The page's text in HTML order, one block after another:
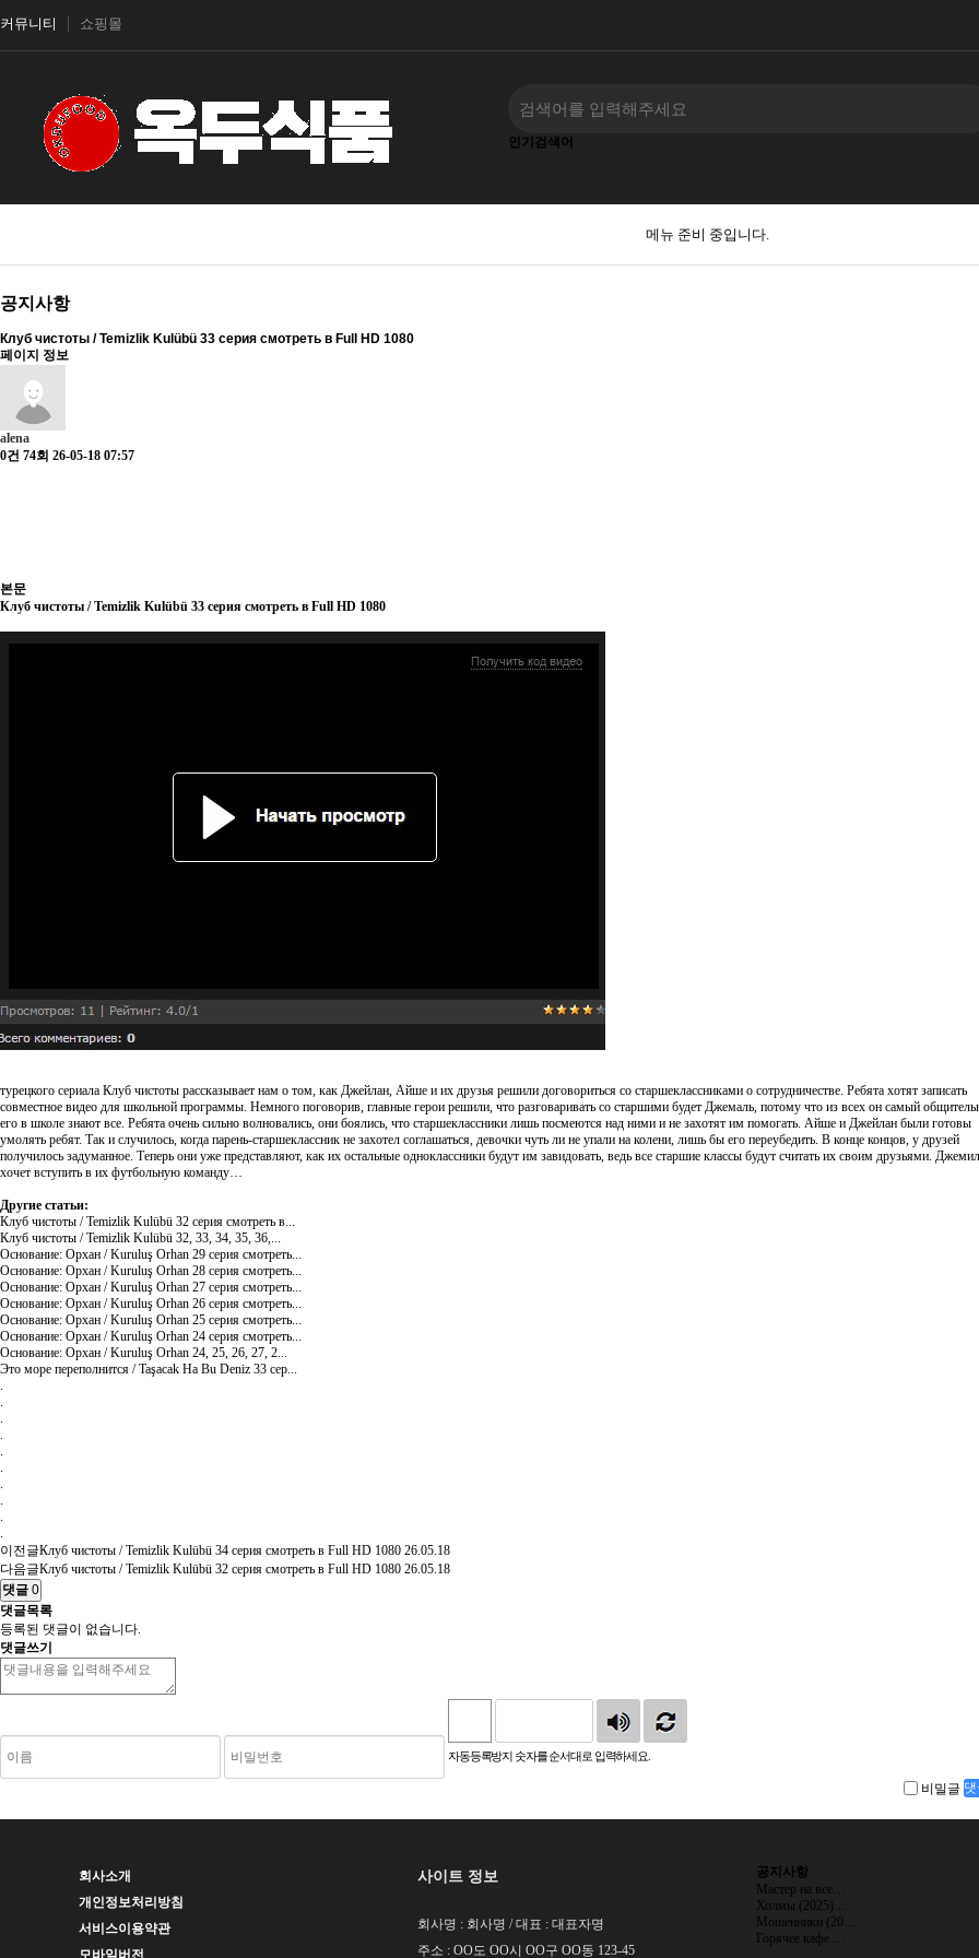
커뮤니티 쇼핑몰
인기검색어
메뉴 준비 중입니다.
공지사항
Клуб чистоты / Temizlik Kulübü 33 серия смотреть в Full HD 1080
페이지 정보
alena
0건 74회 26-05-18 07:57
본문
Клуб чистоты / Temizlik Kulübü 33 серия смотреть в Full HD 1080
турецкого сериала Клуб чистоты рассказывает нам о том, как Джейлан, Айше и их друзья решили договориться со старшеклассниками о сотрудничестве. Ребята хотят записать
совместное видео для школьной программы. Немного поговорив, главные герои решили, что разговаривать со старшими будет Джемаль, потому что из всех он самый
его в школе знают все. Ребята очень сильно волновались, они боялись, что старшеклассники лишь посмеются над ними и не захотят им помогать. Айше и Джейлан были готовы
умолять ребят. Так и случилось, когда парень-старшеклассник не захотел соглашаться, девочки чуть ли не упали на колени, лишь бы его переубедить. В конце концов, у друзей
получилось задуманное. Теперь они уже представляют, как их остальные одноклассники будут им завидовать, ведь все старшие классы будут считать их своим друзьями.
хочет вступить в их футбольную команду…
Другие статьи:
Клуб чистоты / Temizlik Kulübü 32 серия смотреть в...
Клуб чистоты / Temizlik Kulübü 32, 33, 34, 35, 36,...
Основание: Орхан / Kuruluş Orhan 29 серия смотреть...
Основание: Орхан / Kuruluş Orhan 28 серия смотреть...
Основание: Орхан / Kuruluş Orhan 27 серия смотреть...
Основание: Орхан / Kuruluş Orhan 26 серия смотреть...
Основание: Орхан / Kuruluş Orhan 25 серия смотреть...
Основание: Орхан / Kuruluş Orhan 24 серия смотреть...
Основание: Орхан / Kuruluş Orhan 24, 25, 26, 27, 2...
Это море переполнится / Taşacak Ha Bu Deniz 33 сер...
.
.
.
.
.
.
.
.
.
.
이전글Клуб чистоты / Temizlik Kulübü 34 серия смотреть в Full HD 1080 26.05.18
다음글Клуб чистоты / Temizlik Kulübü 32 серия смотреть в Full HD 1080 26.05.18
댓글 0
댓글목록
등록된 댓글이 없습니다.
댓글쓰기
자동등록방지 숫자를 순서대로 입력하세요.
비밀글
회사소개
개인정보처리방침
서비스이용약관
사이트 정보
회사명 : 회사명 / 대표 : 대표자명
주소 : OO도 OO시 OO구 OO동 123-45
공지사항
Мастер на все…
Холмы (2025) …
Мошенники (20…
Горячее кафе …